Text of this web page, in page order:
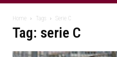
Home Tags Serie C
Tag: serie C